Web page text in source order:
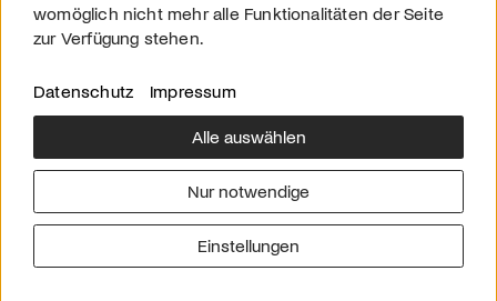
Über uns
Downloads
Werben
Impressum
womöglich nicht mehr alle Funktionalitäten der Seite
zur Verfügung stehen.
Datenschutz Impressum
Alle auswählen
Nur notwendige
Einstellungen